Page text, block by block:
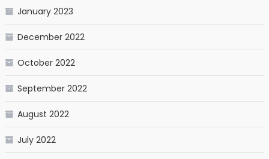
January 2023
December 2022
October 2022
September 2022
August 2022
July 2022